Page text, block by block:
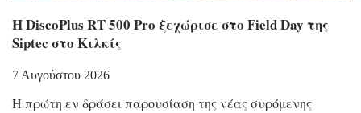
Η DiscoPlus RT 500 Pro ξεχώρισε στο Field Day της
Siptec στο Κιλκίς
7 Αυγούστου 2026
Η πρώτη εν δράσει παρουσίαση της νέας συρόμενης